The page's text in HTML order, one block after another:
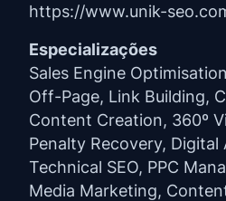
https://www.unik-
Especializações
Sales Engine
Off-Page, Link Building,
Content Creation, 360º
Penalty Recovery, Digital
Technical SEO, PPC
Media Marketing,